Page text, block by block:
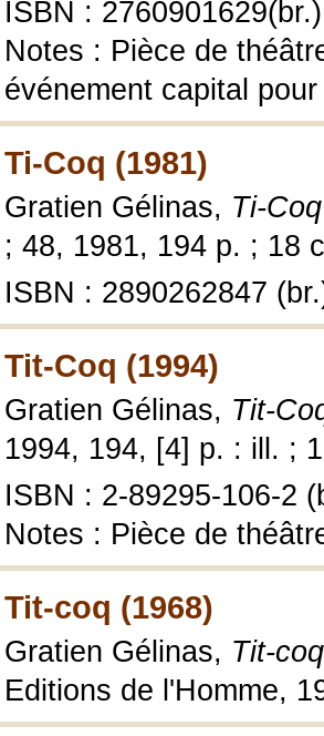
ISBN : 2760901629(br.)
Notes : Pièce de
événement capital
Ti-Coq (1981)
Gratien Gélinas, Ti-
; 48, 1981, 194 p. ; 18
ISBN : 2890262847
Tit-Coq (1994)
Gratien Gélinas, Tit-
1994, 194, [4] p. : ill. ;
ISBN : 2-89295-106-2
Notes : Pièce de
Tit-coq (1968)
Gratien Gélinas, Tit-
Editions de l'Homme,